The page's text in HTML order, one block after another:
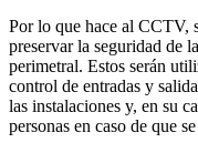
Por lo que hace al CCTV,
preservar la seguridad de
perimetral. Estos serán
control de entradas y
las instalaciones y, en su
personas en caso de que